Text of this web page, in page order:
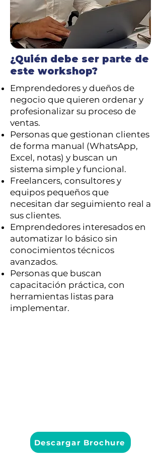
¿Quién debe ser parte de
este workshop?
​Emprendedores y dueños de
negocio que quieren ordenar y
profesionalizar su proceso de
ventas.
Personas que gestionan clientes
de forma manual (WhatsApp,
Excel, notas) y buscan un
sistema simple y funcional.
Freelancers, consultores y
equipos pequeños que
necesitan dar seguimiento real a
sus clientes.
Emprendedores interesados en
automatizar lo básico sin
conocimientos técnicos
avanzados.
Personas que buscan
capacitación práctica, con
herramientas listas para
implementar.
Descargar Brochure